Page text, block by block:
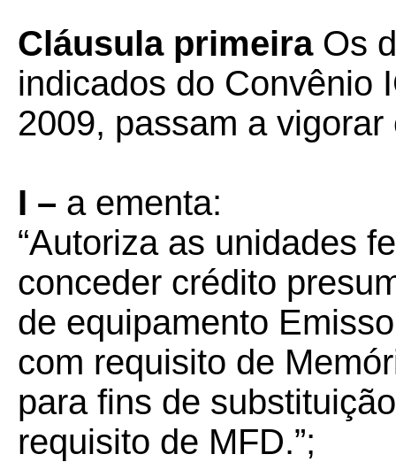
Cláusula primeira Os
indicados do Convênio
2009, passam a
I – a ementa:
“Autoriza as unidades
conceder crédito
de equipamento
com requisito de
para fins de
requisito de MFD.”;